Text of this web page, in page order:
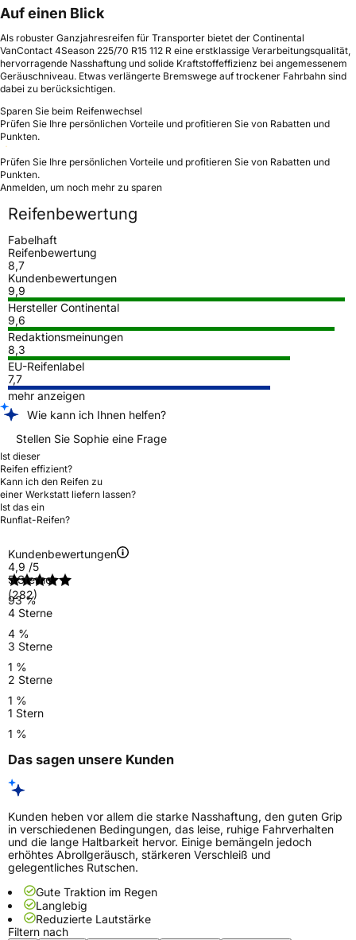
Auf einen Blick
Als robuster Ganzjahresreifen für Transporter bietet der Continental
VanContact 4Season 225/70 R15 112 R eine erstklassige Verarbeitungsqualität,
hervorragende Nasshaftung und solide Kraftstoffeffizienz bei angemessenem
Geräuschniveau. Etwas verlängerte Bremswege auf trockener Fahrbahn sind
dabei zu berücksichtigen.
Sparen Sie beim Reifenwechsel
Prüfen Sie Ihre persönlichen Vorteile und profitieren Sie von Rabatten und
Punkten.
Prüfen Sie Ihre persönlichen Vorteile und profitieren Sie von Rabatten und
Punkten.
Anmelden, um noch mehr zu sparen
Reifenbewertung
Fabelhaft
Reifenbewertung
8,7
Kundenbewertungen
9,9
Hersteller Continental
9,6
Redaktionsmeinungen
8,3
EU-Reifenlabel
7,7
mehr anzeigen
Wie kann ich Ihnen helfen?
Stellen Sie Sophie eine Frage
Ist dieser
Reifen effizient?
Kann ich den Reifen zu
einer Werkstatt liefern lassen?
Ist das ein
Runflat-Reifen?
Kundenbewertungen
4,9 /5
(282)
5 Sterne
93 %
4 Sterne
4 %
3 Sterne
1 %
2 Sterne
1 %
1 Stern
1 %
Das sagen unsere Kunden
Kunden heben vor allem die starke Nasshaftung, den guten Grip
in verschiedenen Bedingungen, das leise, ruhige Fahrverhalten
und die lange Haltbarkeit hervor. Einige bemängeln jedoch
erhöhtes Abrollgeräusch, stärkeren Verschleiß und
gelegentliches Rutschen.
Gute Traktion im Regen
Langlebig
Reduzierte Lautstärke
Filtern nach